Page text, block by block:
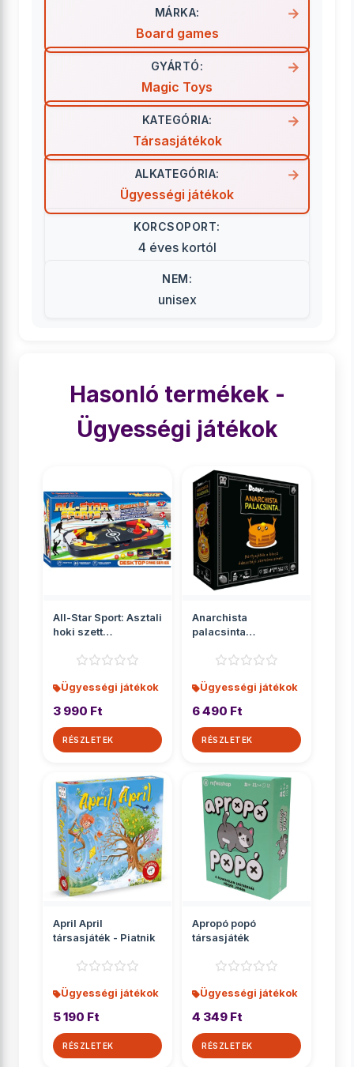
MÁRKA:
Board games
GYÁRTÓ:
Magic Toys
KATEGÓRIA:
Társasjátékok
ALKATEGÓRIA:
Ügyességi játékok
KORCSOPORT:
4 éves kortól
NEM:
unisex
Hasonló termékek -
Ügyességi játékok
All-Star Sport: Asztali
hoki szett
Ügyességi játékok
3 990 Ft
RÉSZLETEK
Anarchista
palacsinta
Ügyességi játékok
6 490 Ft
RÉSZLETEK
April April
társasjáték - Piatnik
Ügyességi játékok
5 190 Ft
RÉSZLETEK
Apropó popó
társasjáték
Ügyességi játékok
4 349 Ft
RÉSZLETEK